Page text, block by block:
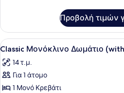
Twin
Room
Προβολή τιμών
Προβολή
όλων
των
φωτογραφιών
για
9
Classic Μονόκλινο Δωμάτιο
14 τ.μ.
Για 1 άτομο
1 Μονό Κρεβάτι